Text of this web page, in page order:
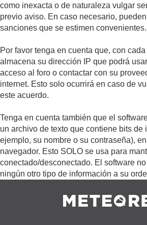
como inexacta o de naturaleza vulgar
previo aviso. En caso necesario,
sanciones que se estimen convenientes.
Por favor tenga en cuenta que, con
almacena su dirección IP que podrá
acceso al foro o contactar con su
internet. Esto solo ocurrirá en caso de
este acuerdo.
Tenga en cuenta también que el
un archivo de texto que contiene bits de
ejemplo, su nombre o su contraseña),
navegador. Esto SOLO se usa para
conectado/desconectado. El software
ningún otro tipo de información a su